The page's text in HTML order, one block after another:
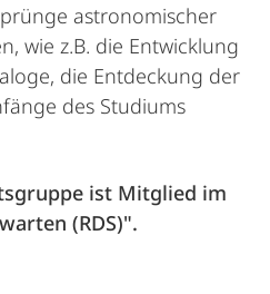
astronomischer
wie z.B. die Entwicklung
die Entdeckung der
des Studiums
ist Mitglied im
(RDS)".